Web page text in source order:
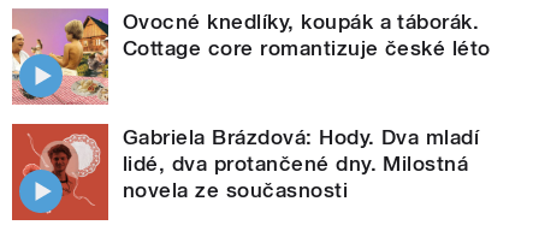
Ovocné knedlíky, koupák a táborák.
Cottage core romantizuje české léto
Gabriela Brázdová: Hody. Dva mladí
lidé, dva protančené dny. Milostná
novela ze současnosti